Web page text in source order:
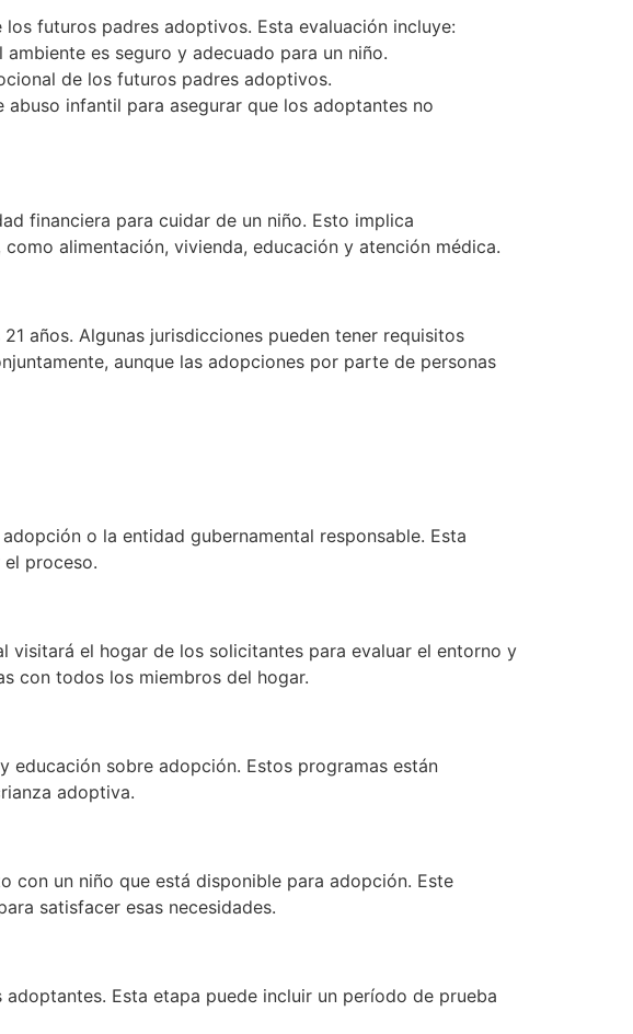
futuros padres adoptivos. Esta evaluación incluye:
es seguro y adecuado para un niño.
de los futuros padres adoptivos.
infantil para asegurar que los adoptantes no
financiera para cuidar de un niño. Esto implica
alimentación, vivienda, educación y atención médica.
años. Algunas jurisdicciones pueden tener requisitos
aunque las adopciones por parte de personas
o la entidad gubernamental responsable. Esta
proceso.
el hogar de los solicitantes para evaluar el entorno y
con todos los miembros del hogar.
sobre adopción. Estos programas están
adoptiva.
con un niño que está disponible para adopción. Este
satisfacer esas necesidades.
Esta etapa puede incluir un período de prueba